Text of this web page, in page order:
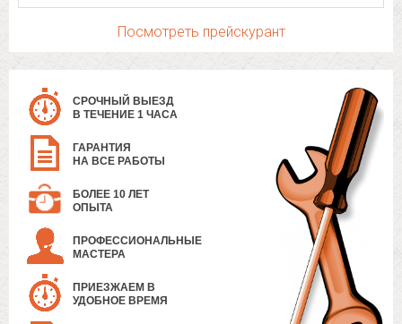
Посмотреть прейскурант
СРОЧНЫЙ ВЫЕЗД
В ТЕЧЕНИЕ 1 ЧАСА
ГАРАНТИЯ
НА ВСЕ РАБОТЫ
БОЛЕЕ 10 ЛЕТ
ОПЫТА
ПРОФЕССИОНАЛЬНЫЕ
МАСТЕРА
ПРИЕЗЖАЕМ В
УДОБНОЕ ВРЕМЯ